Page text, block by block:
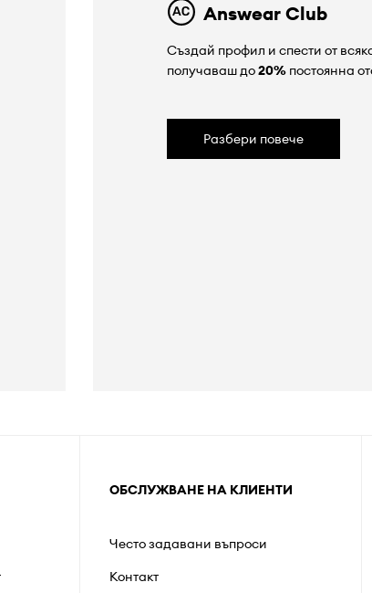
Answear Club
Създай профил и спести от
получаваш до20%постоянна
Разбери повече
ОБСЛУЖВАНЕ НА КЛИЕНТИ
Често задавани въпроси
Контакт